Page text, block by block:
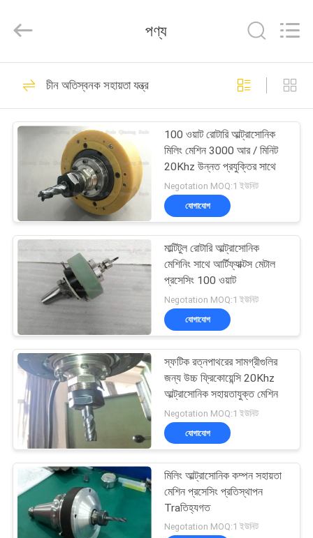
পণ্য
সম্বন্ধে
কারখানা
পরিদর্শন
গুণমান
নিয়ন্ত্রণ
আমাদের
সাথে
যোগাযোগ
করুন
খবর
Equipment
Co.,Ltd.
Reserved.
অতিস্বনক ধাতু eldালাই
53
আল্ট্রাসোনিক স্প্রে লেপ
মেশিন
156
আল্ট্রাসোনিক ইন্ডিয়াম লেপ
18
পণ্য
চীন অতিস্বনক সহায়তা যন্ত্র
100 ওয়াট রোটারি আল্ট্রাসোনিক
মিলিং মেশিন 3000 আর / মিনিট
20Khz উন্নত প্রযুক্তির সাথে
Negotation MOQ:1 ইউনিট
যোগাযোগ
মাল্টিটুল রোটারি আল্ট্রাসোনিক
মেশিনিং সাথে আর্টিফ্যাক্টস মেটাল
প্রসেসিং 100 ওয়াট
Negotation MOQ:1 ইউনিট
যোগাযোগ
স্ফটিক রত্নপাথরের সামগ্রীগুলির
জন্য উচ্চ ফ্রিকোয়েন্সি 20Khz
আল্ট্রাসোনিক সহায়তাযুক্ত মেশিন
Negotation MOQ:1 ইউনিট
যোগাযোগ
মিলিং আল্ট্রাসোনিক কম্পন সহায়তা
মেশিন প্রসেসিং প্রতিস্থাপন
Traতিহ্যগত
Negotation MOQ:1 ইউনিট